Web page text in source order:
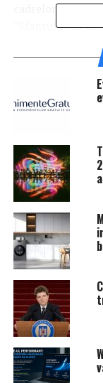
cadrelor
”Sfântul Ioan
negativ şi a
contaminare în
Mai mulţi
S-a decis că
dezinfectată şi
cazurilor de
Noi mărturii din
cel mai mare
sunt cei mai
batistei pe
Managerul
Judetean de
incalca Legea
clasificate art